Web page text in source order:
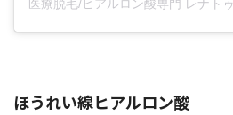
ほうれい線ヒアルロン酸